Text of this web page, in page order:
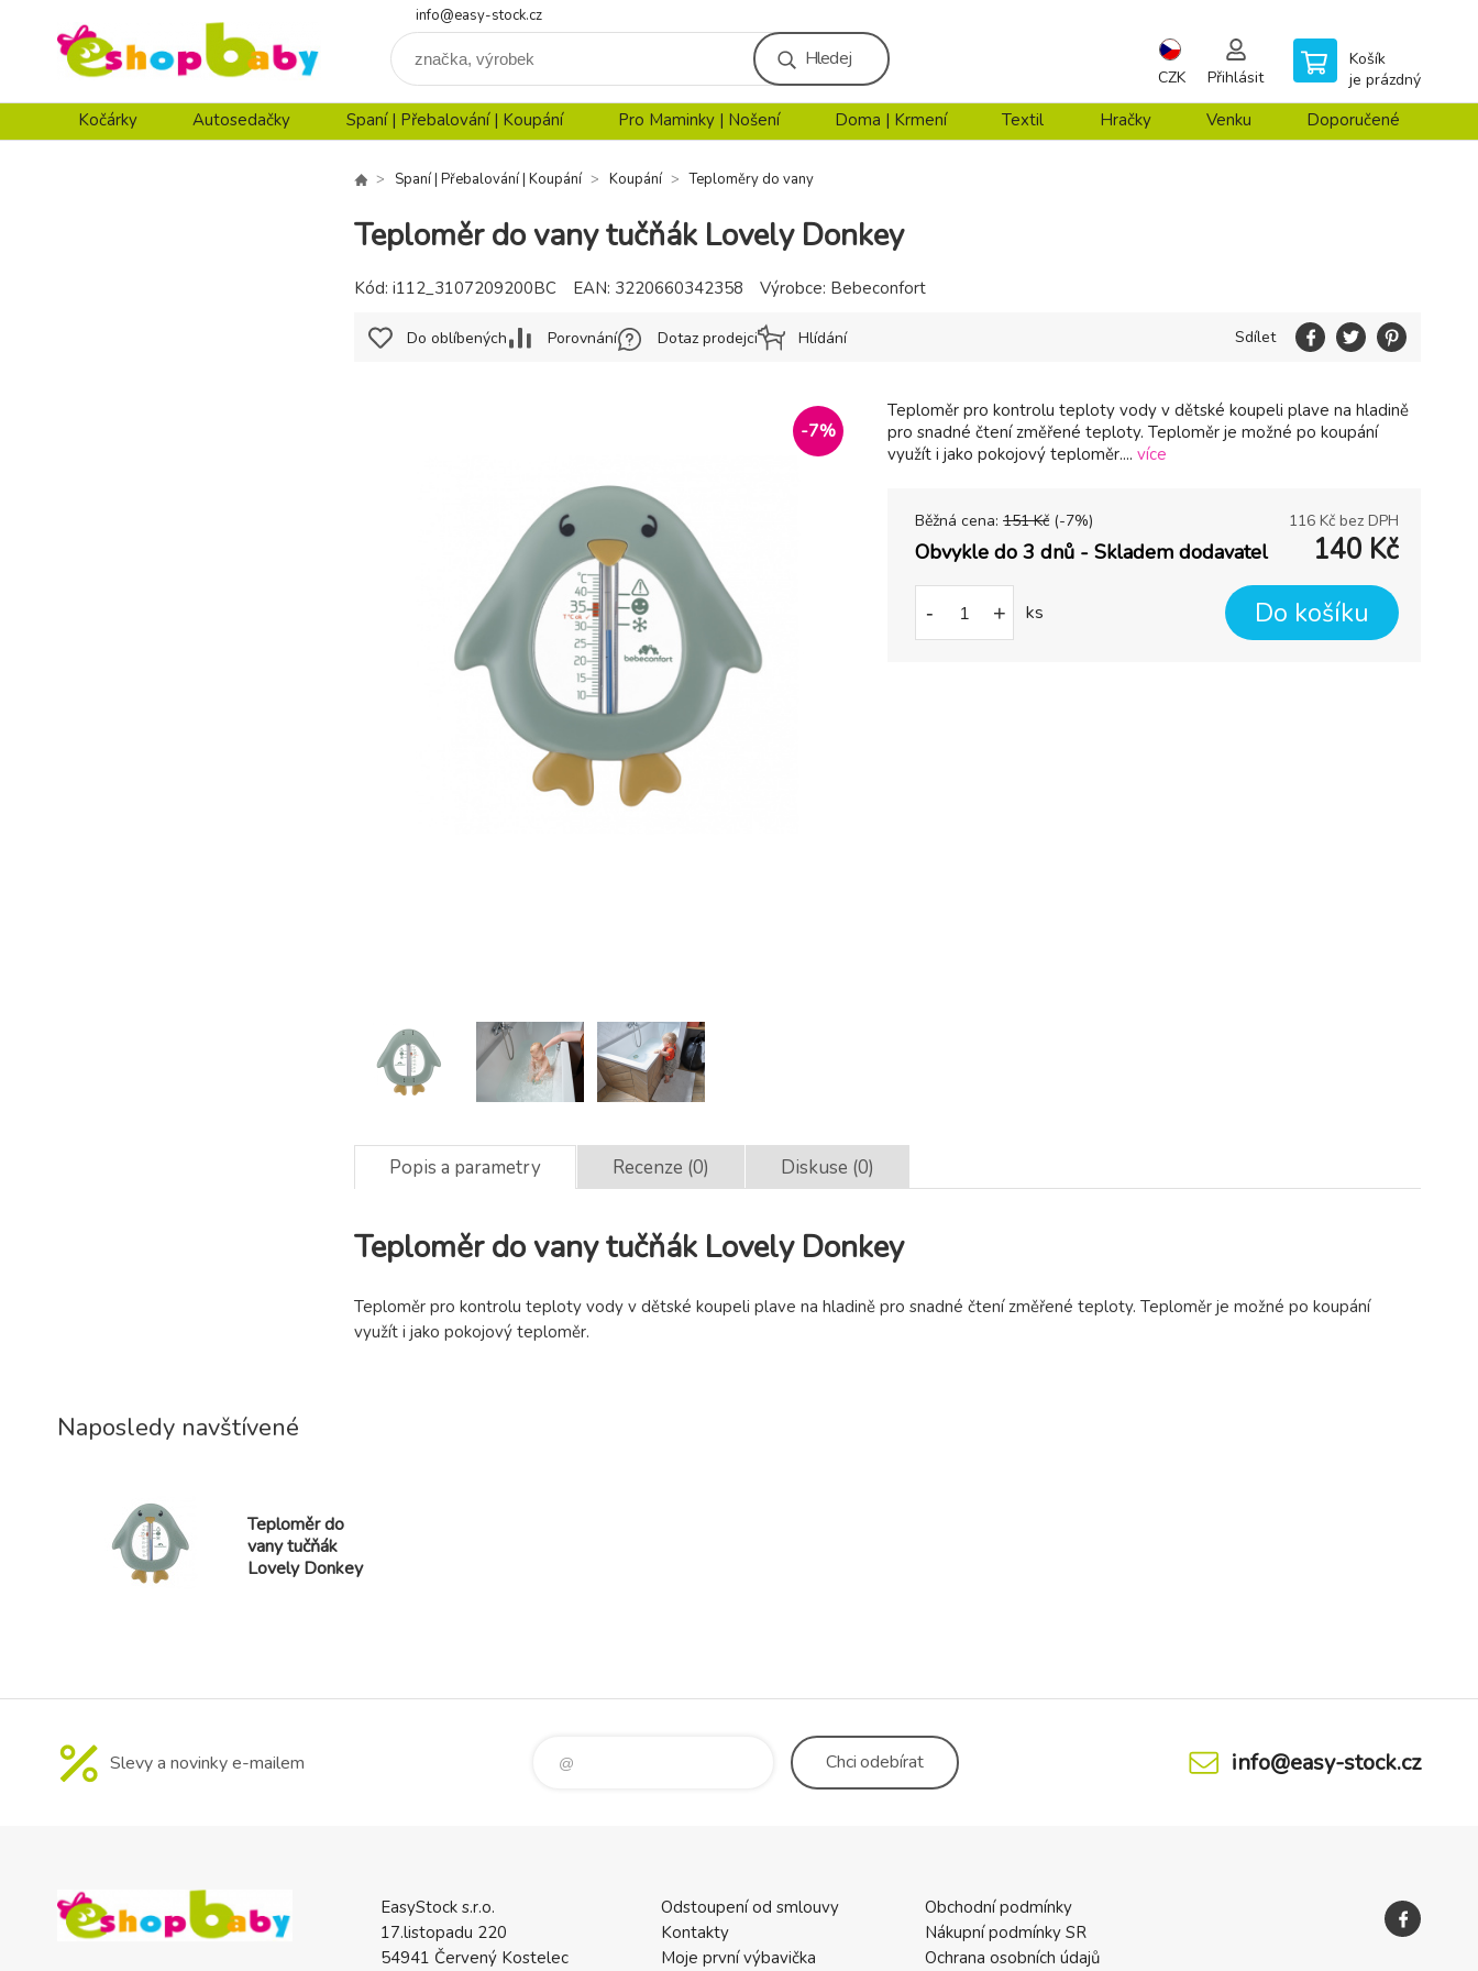
info@easy-stock.cz
Hledej
CZK Přihlásit
Košík
je prázdný
Kočárky Autosedačky Spaní | Přebalování | Koupání Pro Maminky | Nošení Doma | Krmení Textil Hračky Venku Doporučené
Spaní | Přebalování | Koupání Koupání Teploměry do vany
Teploměr do vany tučňák Lovely Donkey
-7%
Teploměr pro kontrolu teploty vody v dětské koupeli plave na hladině
pro snadné čtení změřené teploty. Teploměr je možné po koupání
využít i jako pokojový teploměr.... více
Běžná cena: 151 Kč (-7%) 116 Kč bez DPH
Obvykle do 3 dnů - Skladem dodavatel 140 Kč
- + ks Do košíku
Kód: i112_3107209200BC EAN: 3220660342358 Výrobce: Bebeconfort
Do oblíbených Porovnání Dotaz prodejci Hlídání Sdílet
Popis a parametry Recenze (0) Diskuse (0)
Teploměr do vany tučňák Lovely Donkey
Teploměr pro kontrolu teploty vody v dětské koupeli plave na hladině pro snadné čtení změřené teploty. Teploměr je možné po koupání
využít i jako pokojový teploměr.
Naposledy navštívené
Teploměr do
vany tučňák
Lovely Donkey
Slevy a novinky e-mailem Chciodebírat info@easy-stock.cz
EasyStock s.r.o.
17.listopadu 220
54941 Červený Kostelec
Odstoupení od smlouvy
Kontakty
Moje první výbavička
Obchodní podmínky
Nákupní podmínky SR
Ochrana osobních údajů